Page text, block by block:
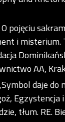
pojęciu
i
AA,
daje do
tłum. RE.